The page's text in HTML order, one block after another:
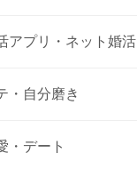
アプリ・ネット婚活
・自分磨き
・デート